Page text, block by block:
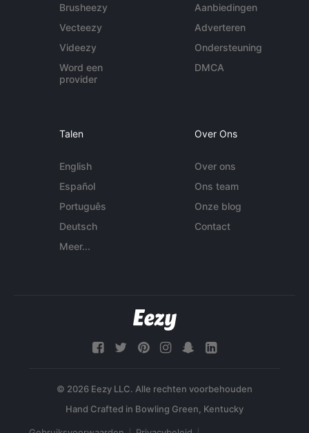
Brusheezy
Vecteezy
Videezy
Word een
provider
Aanbiedingen
Adverteren
Ondersteuning
DMCA
Talen
English
Español
Português
Deutsch
Meer...
Over Ons
Over ons
Ons team
Onze blog
Contact
© 2026 Eezy LLC. Alle rechten voorbehouden